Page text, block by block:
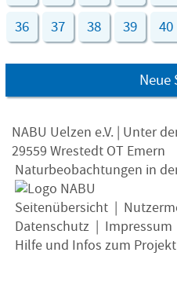
36 37 38 39 40
Neue
NABU Uelzen e.V. | Unter
29559 Wrestedt OT Emern
Naturbeobachtungen in
Seitenübersicht
Datenschutz
Impressum
Hilfe und Infos zum Projekt